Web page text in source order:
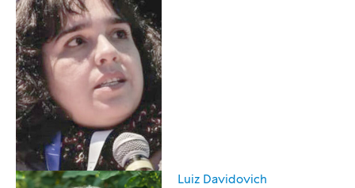
Luiz Davidovich